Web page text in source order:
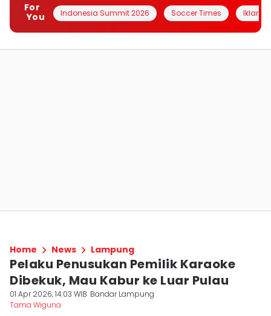
For
You
Indonesia Summit 2026 Soccer Times Iklanin
Home News Lampung
Pelaku Penusukan Pemilik Karaoke
Dibekuk, Mau Kabur ke Luar Pulau
01 Apr 2026, 14:03 WIB Bandar Lampung
Tama Wiguna